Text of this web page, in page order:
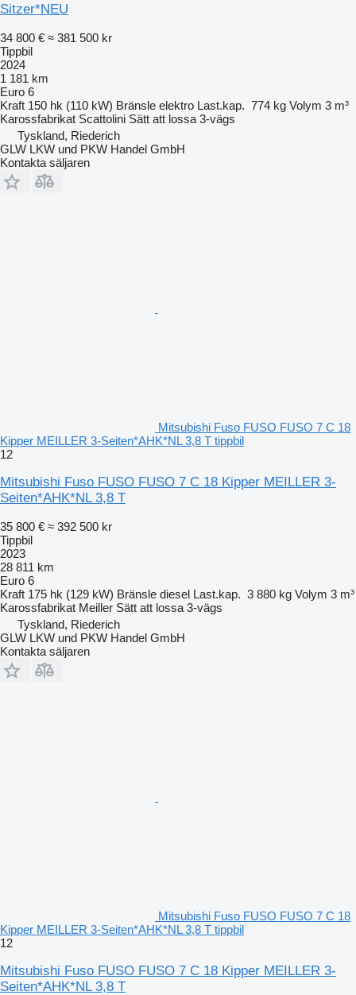
Sitzer*NEU
34 800 € ≈ 381 500 kr
Tippbil
2024
1 181 km
Euro 6
Kraft 150 hk (110 kW) Bränsle elektro Last.kap. 774 kg Volym 3 m³
Karossfabrikat Scattolini Sätt att lossa 3-vägs
Tyskland, Riederich
GLW LKW und PKW Handel GmbH
Kontakta säljaren
Mitsubishi Fuso FUSO FUSO 7 C 18
Kipper MEILLER 3-Seiten*AHK*NL 3,8 T tippbil
12
Mitsubishi Fuso FUSO FUSO 7 C 18 Kipper MEILLER 3-
Seiten*AHK*NL 3,8 T
35 800 € ≈ 392 500 kr
Tippbil
2023
28 811 km
Euro 6
Kraft 175 hk (129 kW) Bränsle diesel Last.kap. 3 880 kg Volym 3 m³
Karossfabrikat Meiller Sätt att lossa 3-vägs
Tyskland, Riederich
GLW LKW und PKW Handel GmbH
Kontakta säljaren
Mitsubishi Fuso FUSO FUSO 7 C 18
Kipper MEILLER 3-Seiten*AHK*NL 3,8 T tippbil
12
Mitsubishi Fuso FUSO FUSO 7 C 18 Kipper MEILLER 3-
Seiten*AHK*NL 3,8 T